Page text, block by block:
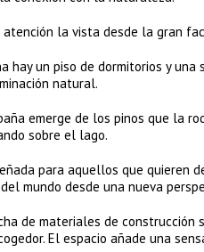
la vista desde la gran
hay un piso de dormitorios y
natural.
emerge de los pinos que la
sobre el lago.
para aquellos que quieren
mundo desde una nueva
de materiales de
El espacio añade una